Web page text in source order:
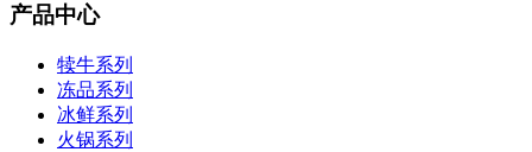
产品中心
犊牛系列
冻品系列
冰鲜系列
火锅系列